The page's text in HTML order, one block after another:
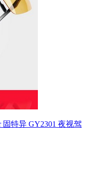
固特异 GY2301 夜视驾